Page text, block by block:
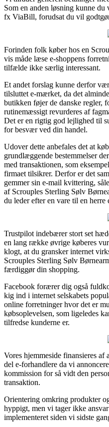
Som en anden løsning kunne
fx ViaBill, forudsat du vil
Forinden folk køber hos en
vis måde læse e-shoppens
tilfælde ikke særlig interessant.
Et andet forslag kunne derfor
tilsluttet e-mærket, da det
butikken føjer de danske regler,
rutinemæssigt revurderes af
Det er en rigtig god lejlighed til
for besvær ved din handel.
Udover dette anbefales det at
grundlæggende bestemmelser
med transaktionen, som
firmaet tilsikrer. Derfor er det
gemmer sin e-mail kvittering,
af Scrouples Sterling Sølv
du leder efter en vare til en herre
Trustpilot indebærer stort set
en lang række øvrige køberes
klogt, at du gransker internet
Scrouples Sterling Sølv
færdiggør din shopping.
Facebook forærer dig også
kig ind i internet selskabets
online forretninger hvor det er
købsoplevelsen, som ligeledes
tilfredse kunderne er.
Vores hjemmeside finansieres af
del e-forhandlere da vi
kommission for så vidt den
transaktion.
Orientering omkring produkter
hyppigt, men vi tager ikke
implementeret siden vi sidste